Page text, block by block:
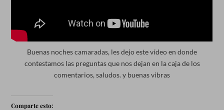
Buenas noches camaradas, les dejo este vídeo en donde
contestamos las preguntas que nos dejan en la caja de los
comentarios, saludos. y buenas vibras
Comparte esto: